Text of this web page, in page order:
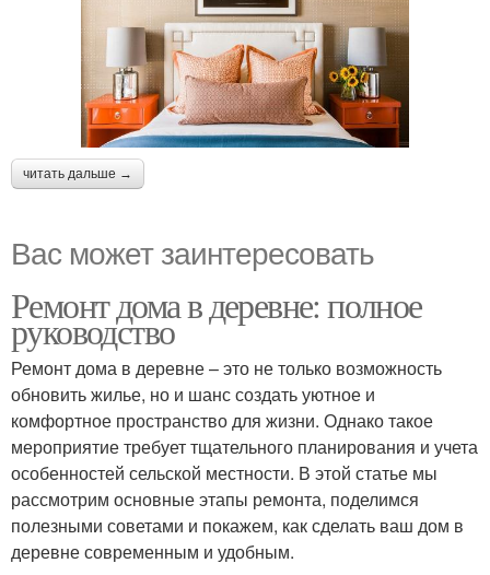
читать дальше →
Вас может заинтересовать
Ремонт дома в деревне: полное
руководство
Ремонт дома в деревне – это не только возможность
обновить жилье, но и шанс создать уютное и
комфортное пространство для жизни. Однако такое
мероприятие требует тщательного планирования и учета
особенностей сельской местности. В этой статье мы
рассмотрим основные этапы ремонта, поделимся
полезными советами и покажем, как сделать ваш дом в
деревне современным и удобным.